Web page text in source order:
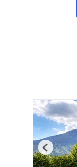
Previous